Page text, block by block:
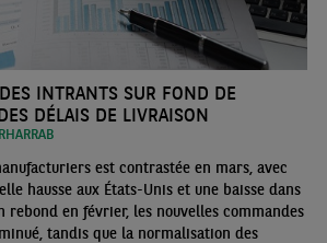
INTRANTS SUR FOND DE
DÉLAIS DE LIVRAISON
est contrastée en mars, avec
hausse aux États-Unis et une baisse dans
rebond en février, les nouvelles commandes
tandis que la normalisation des